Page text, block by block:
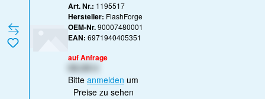
Art. Nr.: 1195517
Hersteller: FlashForge
OEM-Nr.90007480001
EAN: 6971940405351
auf Anfrage
Bitte anmelden um
Preise zu sehen